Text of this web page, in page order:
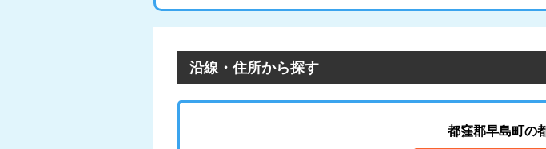
沿線・住所から探す
都窪郡早島町の